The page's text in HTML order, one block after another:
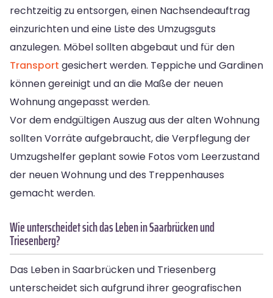
rechtzeitig zu entsorgen, einen Nachsendeauftrag
einzurichten und eine Liste des Umzugsguts
anzulegen. Möbel sollten abgebaut und für den
Transport gesichert werden. Teppiche und Gardinen
können gereinigt und an die Maße der neuen
Wohnung angepasst werden.
Vor dem endgültigen Auszug aus der alten Wohnung
sollten Vorräte aufgebraucht, die Verpflegung der
Umzugshelfer geplant sowie Fotos vom Leerzustand
der neuen Wohnung und des Treppenhauses
gemacht werden.
Wie unterscheidet sich das Leben in Saarbrücken und
Triesenberg?
Das Leben in Saarbrücken und Triesenberg
unterscheidet sich aufgrund ihrer geografischen